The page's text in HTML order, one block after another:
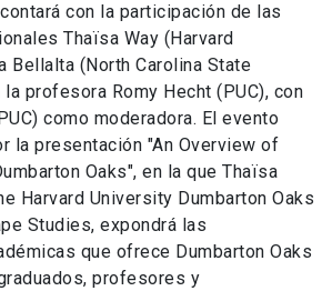
con la participación de las
Thaïsa Way (Harvard
Bellalta (North Carolina State
profesora Romy Hecht (PUC), con
como moderadora. El evento
la presentación "An Overview of
Oaks", en la que Thaïsa
Harvard University Dumbarton Oaks
Studies, expondrá las
que ofrece Dumbarton Oaks
profesores y